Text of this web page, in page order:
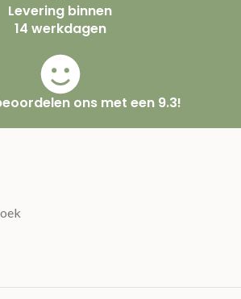
Levering binnen
14 werkdagen
ons met een 9.3!